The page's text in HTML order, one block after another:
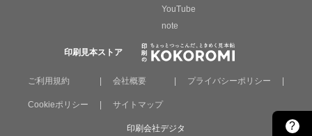
YouTube
note
印刷見本ストア
ご利用規約 | 会社概要 | プライバシーポリシー |
Cookieポリシー | サイトマップ
印刷会社デジタ ?